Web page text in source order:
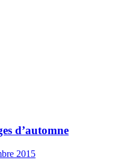
d’automne
2015